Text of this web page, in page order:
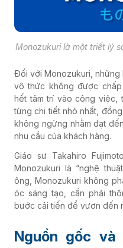
Monozukuri là một triết lý
Đối với Monozukuri, những
vô thức không được
hết tâm trí vào công việc,
từng chi tiết nhỏ nhất,
không ngừng nhằm đạt
nhu cầu của khách hàng.
Giáo sư Takahiro
Monozukuri là “nghệ
ông, Monozukuri không
óc sáng tạo, cần phải
bước cải tiến để vươn đến
Nguồn gốc